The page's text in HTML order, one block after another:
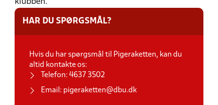
klubben.
HAR DU SPØRGSMÅL?
Hvis du har spørgsmål til Pigeraketten, kan du
altid kontakte os:
Telefon: 4637 3502
Email: pigeraketten@dbu.dk